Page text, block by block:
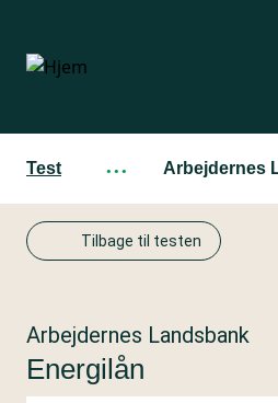
hovedindhold
Test ··· Arbejdernes
Tilbage til testen
Arbejdernes Landsbank
Energilån